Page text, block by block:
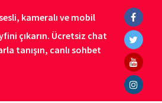
kameralı ve mobil
çıkarın. Ücretsiz chat
tanışın, canlı sohbet